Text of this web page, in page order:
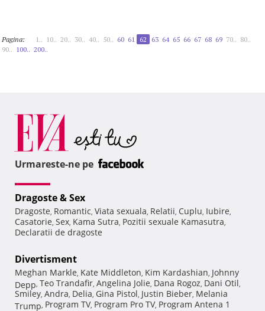
Pagina: 1.. 10.. 20.. 30.. 40.. 50.. 60 61 62 63 64 65 66 67 68 69 70.. 80..
90.. 100.. 200..
Urmareste-ne pe
Dragoste & Sex
Dragoste, Romantic, Viata sexuala, Relatii, Cuplu, Iubire,
Casatorie, Sex, Kama Sutra, Pozitii sexuale Kamasutra,
Declaratii de dragoste
Divertisment
Meghan Markle, Kate Middleton, Kim Kardashian, Johnny
Depp, Teo Trandafir, Angelina Jolie, Dana Rogoz, Dani Otil,
Smiley, Andra, Delia, Gina Pistol, Justin Bieber, Melania
Trump, Program TV, Program Pro TV, Program Antena 1